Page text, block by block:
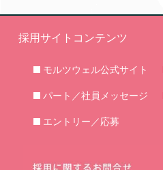
採用サイトコンテンツ
モルツウェル公式サイト
パート／社員メッセージ
エントリー／応募